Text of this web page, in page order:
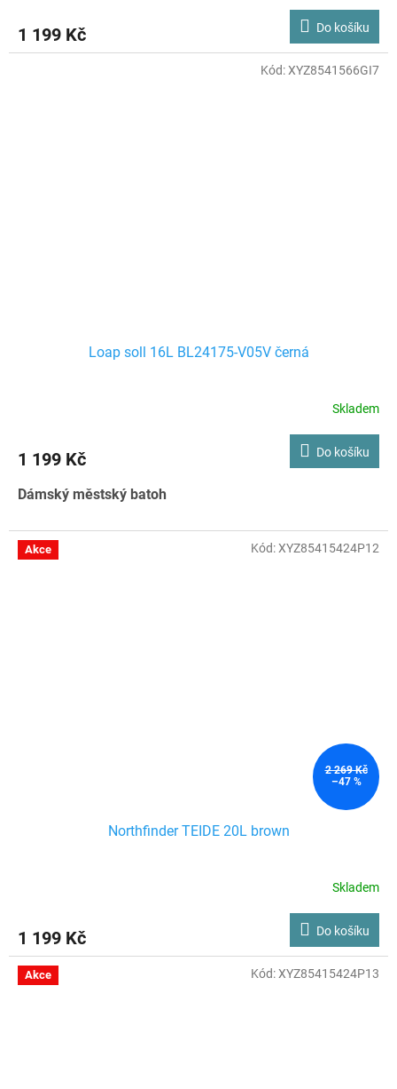
1 199 Kč Do košíku
Loap soll 16L BL24175-V05V černá
Skladem
1 199 Kč Do košíku
Dámský městský batoh
Kód:XYZ8541566GI7
Akce
2 269 Kč
–47 %
Northfinder TEIDE 20L brown
Skladem
1 199 Kč Do košíku
Kód:XYZ85415424P12
Akce Kód:XYZ85415424P13